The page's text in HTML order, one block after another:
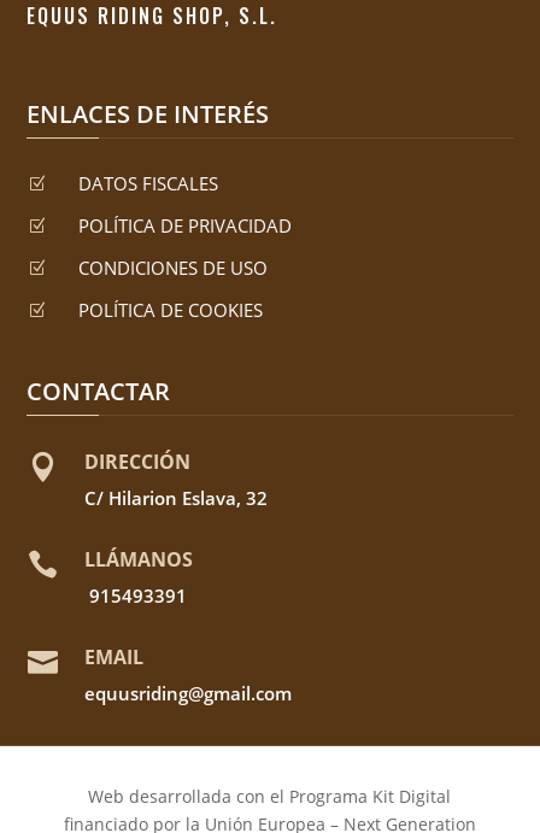
EQUUS RIDING SHOP, S.L.
ENLACES DE INTERÉS
Z DATOS FISCALES
Z POLÍTICA DE PRIVACIDAD
Z CONDICIONES DE USO
Z POLÍTICA DE COOKIES
CONTACTAR
 DIRECCIÓN
C/ Hilarion Eslava, 32
 LLÁMANOS
915493391
 EMAIL
equusriding@gmail.com
Web desarrollada con el Programa Kit Digital
financiado por la Unión Europea – Next Generation